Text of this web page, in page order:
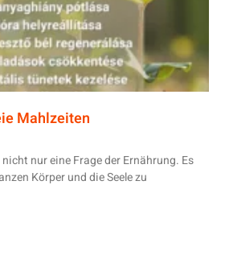
Mahlzeiten
nur eine Frage der Ernährung. Es
Körper und die Seele zu